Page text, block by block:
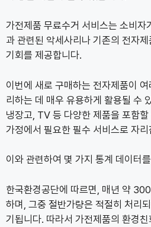
가전제품 무료수거 서비스는 소비자
과 관련된 악세사리나 기존의 전자
기회를 제공합니다.
이번에 새로 구매하는 전자제품이
리하는 데 매우 유용하게 활용될 수
냉장고, TV 등 다양한 제품을 포함
가정에서 필요한 필수 서비스로 자
이와 관련하여 몇 가지 통계 데이터
한국환경공단에 따르면, 매년 약
하며, 그중 절반가량은 적절히 처리
기됩니다. 따라서 가전제품의 환경